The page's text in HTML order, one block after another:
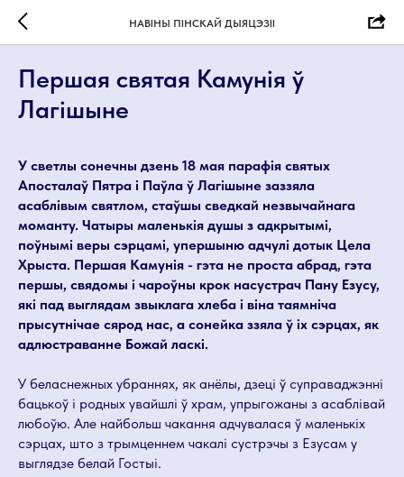
НАВІНЫ ПІНСКАЙ ДЫЯЦЭЗІІ
Першая святая Камунія ў
Лагішыне
У светлы сонечны дзень 18 мая парафія святых
Апосталаў Пятра і Паўла ў Лагішыне заззяла
асаблівым святлом, стаўшы сведкай незвычайнага
моманту. Чатыры маленькія душы з адкрытымі,
поўнымі веры сэрцамі, упершыню адчулі дотык Цела
Хрыста. Першая Камунія - гэта не проста абрад, гэта
першы, свядомы і чароўны крок насустрач Пану Езусу,
які пад выглядам звыклага хлеба і віна таямніча
прысутнічае сярод нас, а сонейка ззяла ў іх сэрцах, як
адлюстраванне Божай ласкі.
У беласнежных убраннях, як анёлы, дзеці ў суправаджэнні
бацькоў і родных увайшлі ў храм, упрыгожаны з асаблівай
любоўю. Але найбольш чакання адчувалася ў маленькіх
сэрцах, што з трымценнем чакалі сустрэчы з Езусам у
выглядзе белай Гостыі.